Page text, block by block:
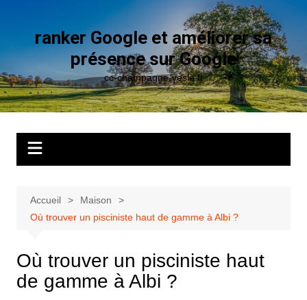
contenuranker Google et améliorer sa
présence sur Google
cc-champagne-vesle.fr
Accueil
Maison
Où trouver un pisciniste haut de gamme à Albi ?
Où trouver un pisciniste haut
de gamme à Albi ?